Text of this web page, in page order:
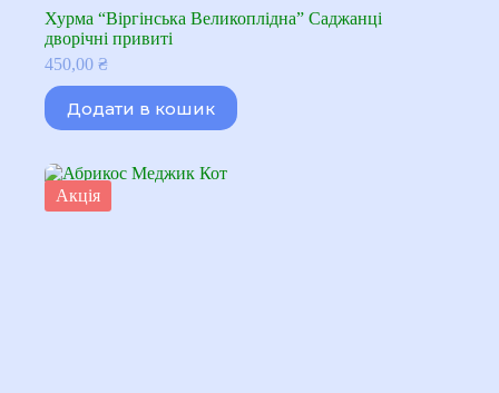
Хурма “Віргінська Великоплідна” Саджанці
дворічні привиті
450,00 ₴
Додати в кошик
Акція